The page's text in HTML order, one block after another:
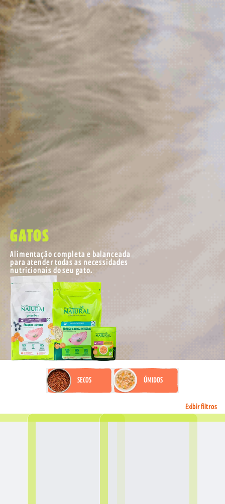
GATOS
Alimentação completa e balanceada
para atender todas as necessidades
nutricionais do seu gato.
SECOS ÚMIDOS
Exibir filtros